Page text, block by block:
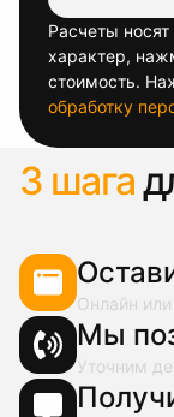
Расчеты
характер,
стоимость.
обработку
3 шага
Онлайн
Мы
Уточним